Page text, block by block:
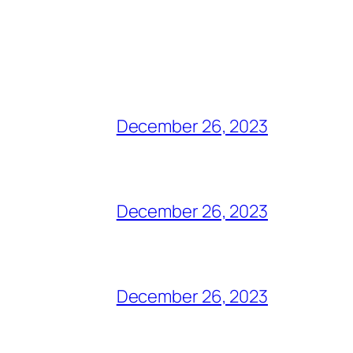
December 26, 2023
December 26, 2023
December 26, 2023